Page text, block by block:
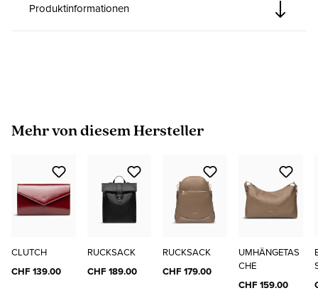
Produktinformationen
Produktgalerie überspringen
Mehr von diesem Hersteller
CLUTCH
CHF 139.00
RUCKSACK
CHF 189.00
RUCKSACK
CHF 179.00
UMHÄNGETAS
CHE
CHF 159.00